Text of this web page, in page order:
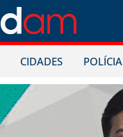
CIDADES POLÍCIA